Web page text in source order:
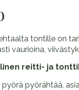
tontille on
vaurioina,
reitti- ja
pyörä pyörähtää,